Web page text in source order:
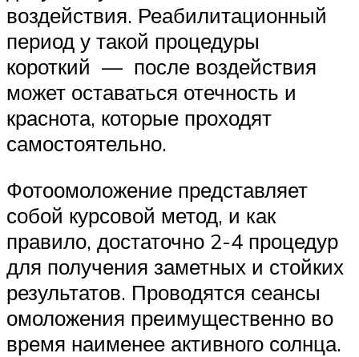
воздействия. Реабилитационный
период у такой процедуры
короткий — после воздействия
может оставаться отечность и
краснота, которые проходят
самостоятельно.
Фотоомоложение представляет
собой курсовой метод, и как
правило, достаточно 2-4 процедур
для получения заметных и стойких
результатов. Проводятся сеансы
омоложения преимущественно во
время наименее активного солнца.